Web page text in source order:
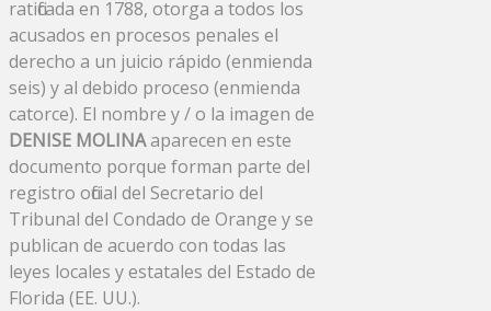
ratificada en 1788, otorga a todos los
acusados ​​en procesos penales el
derecho a un juicio rápido (enmienda
seis) y al debido proceso (enmienda
catorce). El nombre y / o la imagen de
DENISE MOLINAaparecen en este
documento porque forman parte del
registro oficial del Secretario del
Tribunal del Condado de Orange y se
publican de acuerdo con todas las
leyes locales y estatales del Estado de
Florida (EE. UU.).